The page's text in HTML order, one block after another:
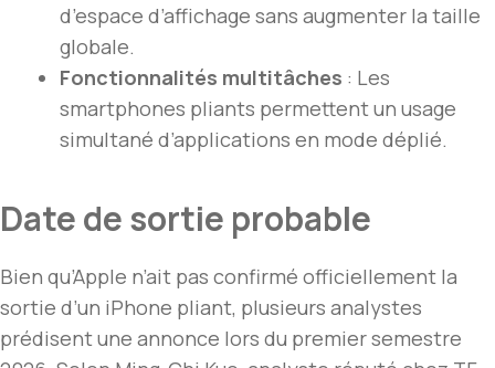
d’espace d’affichage sans augmenter la taille
globale.
Fonctionnalités multitâches : Les
smartphones pliants permettent un usage
simultané d’applications en mode déplié.
Date de sortie probable
Bien qu’Apple n’ait pas confirmé officiellement la
sortie d’un iPhone pliant, plusieurs analystes
prédisent une annonce lors du premier semestre